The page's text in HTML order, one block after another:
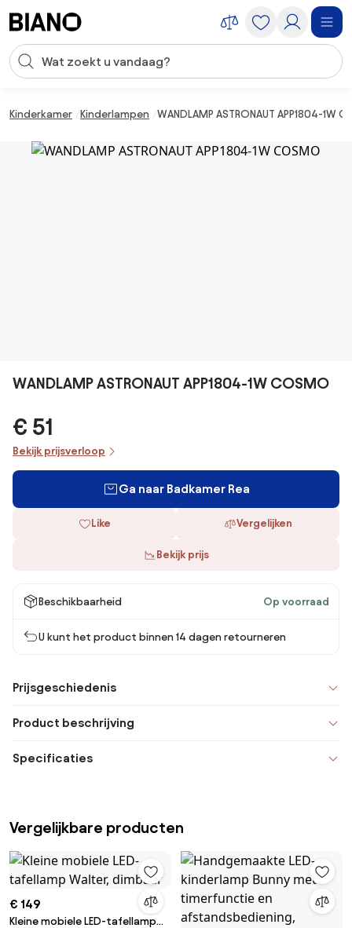
Zoekopdracht invoeren
Kinderkamer Kinderlampen WANDLAMP ASTRONAUT APP1804-1W
WANDLAMP ASTRONAUT APP1804-1W COSMO
€ 51
Bekijk prijsverloop
Ga naar Badkamer Rea
Like Vergelijken
Bekijk prijs
Beschikbaarheid Op voorraad
U kunt het product binnen 14 dagen retourneren
Prijsgeschiedenis
Product beschrijving
Specificaties
Vergelijkbare producten
€ 149
Kleine mobiele LED-tafellamp